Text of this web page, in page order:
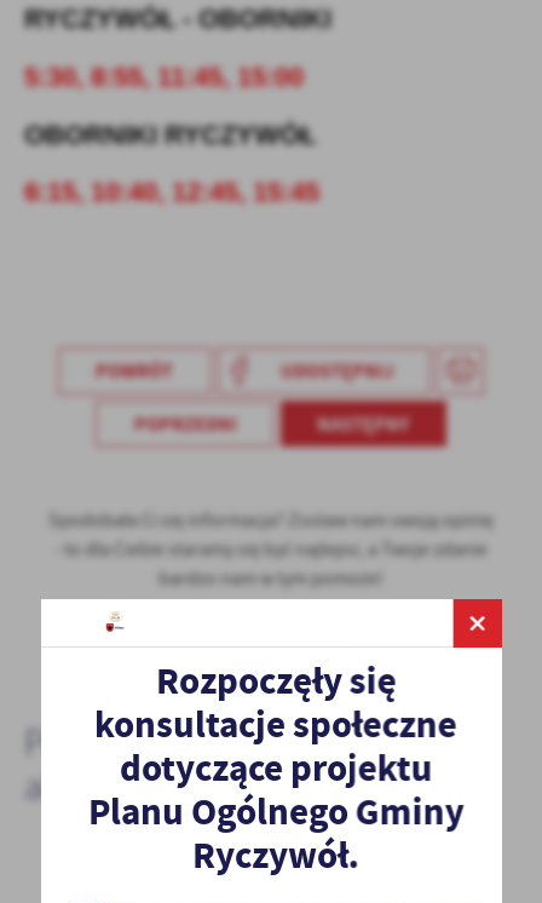
Firmy te działają w charakterze pośredników prezentujących nasze
treści w postaci wiadomości, ofert, komunikatów mediów
RYCZYWÓŁ - OBORNIKI
5:30, 8:55, 11:45, 15:00
OBORNIKI RYCZYWÓŁ
6:15, 10:40, 12:45, 15:45
POWRÓT UDOSTĘPNIJ
POPRZEDNI NASTĘPNY
Spodobała Ci się informacja? Zostaw nam swoją opinię
- to dla Ciebie staramy się być najlepsi, a Twoje zdanie
bardzo nam w tym pomoże!
DODAJ KOMENTARZ
Pozostałe
aktualności
Rozpoczęły się
konsultacje społeczne
dotyczące projektu
Planu Ogólnego Gminy
Ryczywół.